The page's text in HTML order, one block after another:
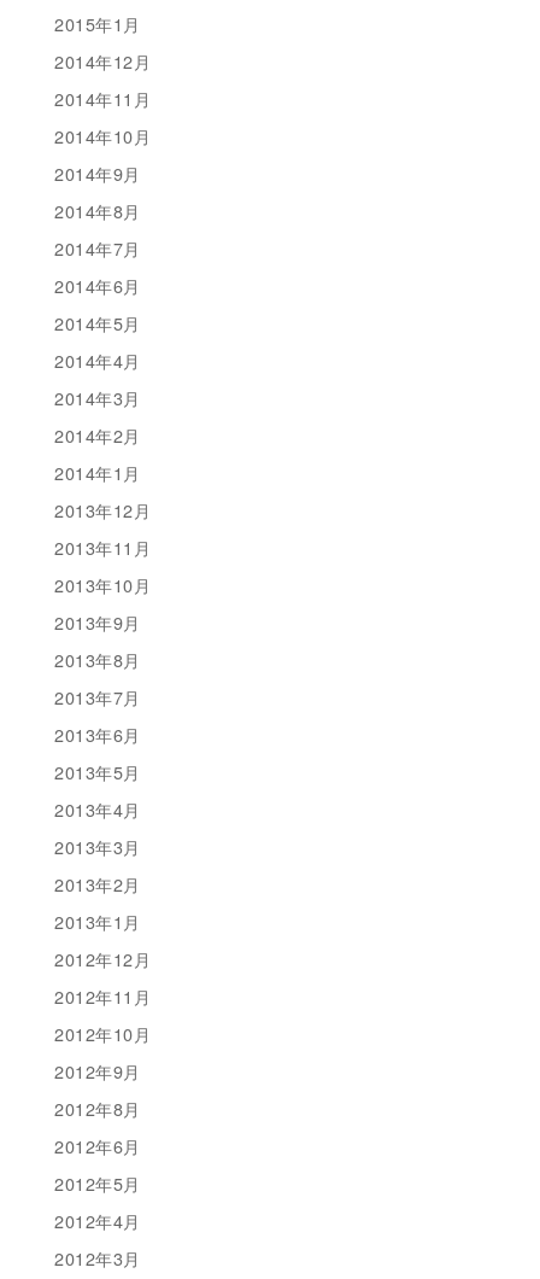
2015年1月
2014年12月
2014年11月
2014年10月
2014年9月
2014年8月
2014年7月
2014年6月
2014年5月
2014年4月
2014年3月
2014年2月
2014年1月
2013年12月
2013年11月
2013年10月
2013年9月
2013年8月
2013年7月
2013年6月
2013年5月
2013年4月
2013年3月
2013年2月
2013年1月
2012年12月
2012年11月
2012年10月
2012年9月
2012年8月
2012年6月
2012年5月
2012年4月
2012年3月